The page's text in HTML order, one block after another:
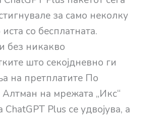
за само неколку
со бесплатната.
без никакво
што секојдневно ги
на претплатите По
на мрежата „Икс“
Plus се удвојува, а